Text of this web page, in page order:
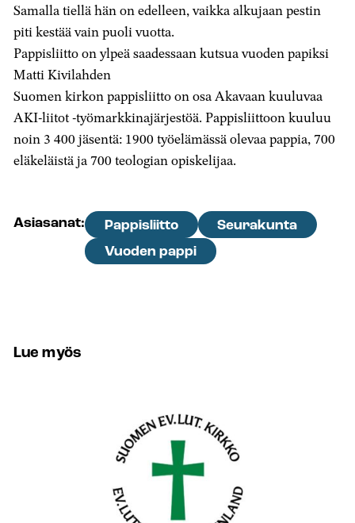
Samalla tiellä hän on edelleen, vaikka alkujaan pestin
piti kestää vain puoli vuotta.
Pappisliitto on ylpeä saadessaan kutsua vuoden papiksi
Matti Kivilahden
Suomen kirkon pappisliitto on osa Akavaan kuuluvaa
AKI-liitot -työmarkkinajärjestöä. Pappisliittoon kuuluu
noin 3 400 jäsentä: 1900 työelämässä olevaa pappia, 700
eläkeläistä ja 700 teologian opiskelijaa.
Asiasanat: Pappisliitto
Seurakunta
Vuoden pappi
Lue myös